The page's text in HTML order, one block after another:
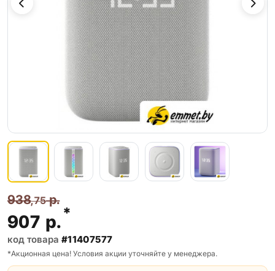
938,75р.
907 р.*
код товара #11407577
*Акционная цена! Условия акции уточняйте у менеджера.